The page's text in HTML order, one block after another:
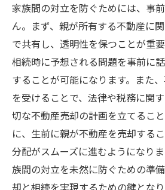
家族間の対立を防ぐためには、事
ん。まず、親が所有する不動産に
で共有し、透明性を保つことが重要
相続時に予想される問題を事前に
することが可能になります。また
を受けることで、法律や税務に関
切な不動産売却の計画を立てるこ
に、生前に親が不動産を売却する
分配がスムーズに進むようになり
族間の対立を未然に防ぐための準
却と相続を実現するための鍵となり